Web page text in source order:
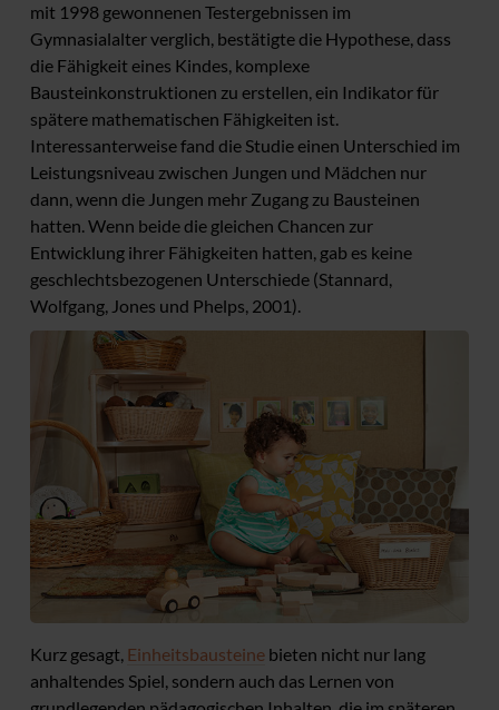
mit 1998 gewonnenen Testergebnissen im
Gymnasialalter verglich, bestätigte die Hypothese, dass
die Fähigkeit eines Kindes, komplexe
Bausteinkonstruktionen zu erstellen, ein Indikator für
spätere mathematischen Fähigkeiten ist.
Interessanterweise fand die Studie einen Unterschied im
Leistungsniveau zwischen Jungen und Mädchen nur
dann, wenn die Jungen mehr Zugang zu Bausteinen
hatten. Wenn beide die gleichen Chancen zur
Entwicklung ihrer Fähigkeiten hatten, gab es keine
geschlechtsbezogenen Unterschiede (Stannard,
Wolfgang, Jones und Phelps, 2001).
Kurz gesagt, Einheitsbausteine bieten nicht nur lang
anhaltendes Spiel, sondern auch das Lernen von